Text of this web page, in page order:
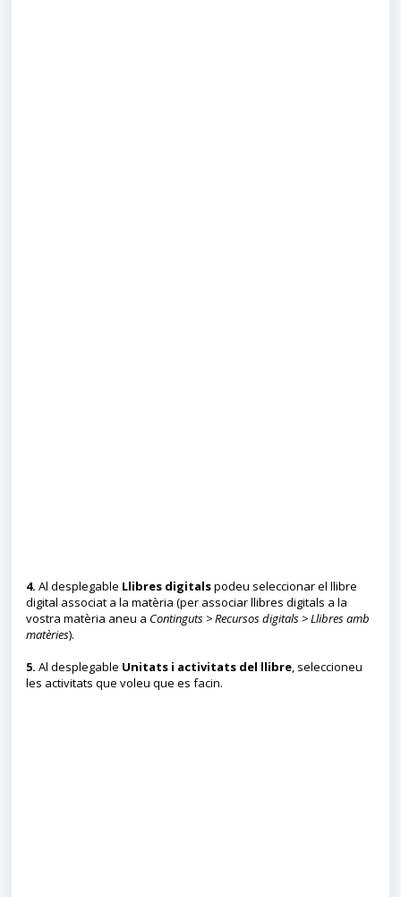
4. Al desplegable Llibres digitalspodeu seleccionar el llibre
digital associat a la matèria (per associar llibres digitals a la
vostra matèria aneu a Continguts > Recursos digitals > Llibres amb
matèries).
5. Al desplegable Unitats i activitats del llibre, seleccioneu
les activitats que voleu que es facin.